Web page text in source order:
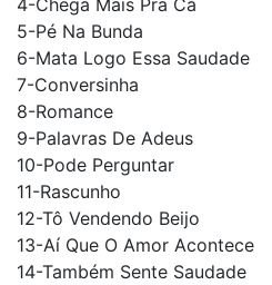
4-Chega Mais Pra Cá
5-Pé Na Bunda
6-Mata Logo Essa Saudade
7-Conversinha
8-Romance
9-Palavras De Adeus
10-Pode Perguntar
11-Rascunho
12-Tô Vendendo Beijo
13-Aí Que O Amor Acontece
14-Também Sente Saudade